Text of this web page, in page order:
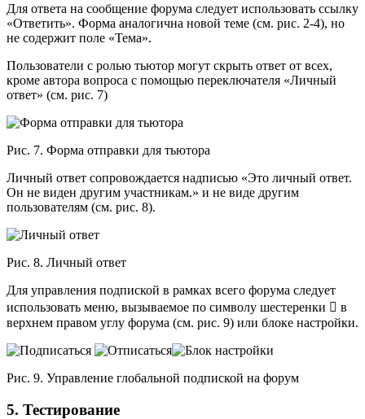
Для ответа на сообщение форума следует использовать ссылку
«Ответить». Форма аналогична новой теме (см. рис. 2-4), но
не содержит поле «Тема».
Пользователи с ролью тьютор могут скрыть ответ от всех,
кроме автора вопроса с помощью переключателя «Личный
ответ» (см. рис. 7)
Рис. 7. Форма отправки для тьютора
Личный ответ сопровождается надписью «Это личный ответ.
Он не виден другим участникам.» и не виде другим
пользователям (см. рис. 8).
Рис. 8. Личный ответ
Для управления подпиской в рамках всего форума следует
использовать меню, вызываемое по символу шестеренки  в
верхнем правом углу форума (см. рис. 9) или блоке настройки.
Рис. 9. Управление глобальной подпиской на форум
5. Тестирование